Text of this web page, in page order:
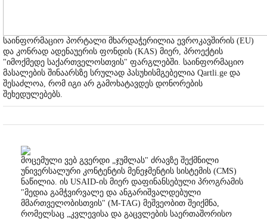
საინფორმაციო პორტალი მხარდაჭერილია ევროკავშირის (EU)
და კონრად ადენაუერის ფონდის (KAS) მიერ, პროექტის
"იმოქმედე საქართველოსთვის" ფარგლებში. საინფორმაციო
მასალების შინაარსზე სრულად პასუხისმგებელია Qartli.ge და
შესაძლოა, რომ იგი არ გამოხატავდეს დონორების
შეხედულებებს.
მოცემული ვებ გვერდი „ჯუმლას" ძრავზე შექმნილი
უნივერსალური კონტენტის მენეჯმენტის სისტემის (CMS)
ნაწილია. ის USAID-ის მიერ დაფინანსებული პროგრამის
"მედია გამჭვირვალე და ანგარიშვალდებული
მმართველობისთვის" (M-TAG) მეშვეობით შეიქმნა,
რომელსაც „კვლევისა და გაცვლების საერთაშორისო